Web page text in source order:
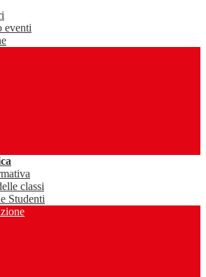
eventi
classi
Studenti